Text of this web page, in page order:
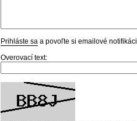
Prihláste sa a povoľte si emailové
Overovací text: